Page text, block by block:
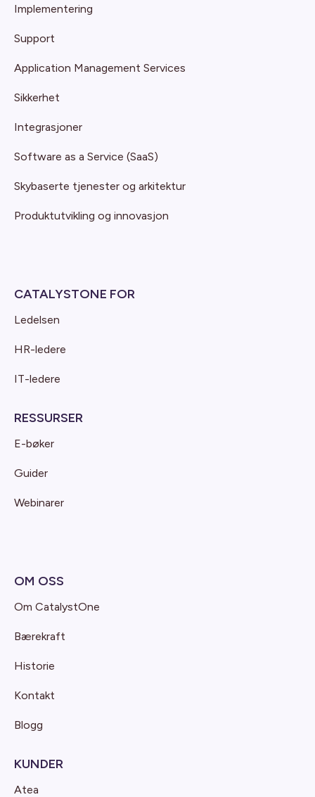
Implementering
Support
Application Management Services
Sikkerhet
Integrasjoner
Software as a Service (SaaS)
Skybaserte tjenester og arkitektur
Produktutvikling og innovasjon
CATALYSTONE FOR
Ledelsen
HR-ledere
IT-ledere
RESSURSER
E-bøker
Guider
Webinarer
OM OSS
Om CatalystOne
Bærekraft
Historie
Kontakt
Blogg
KUNDER
Atea